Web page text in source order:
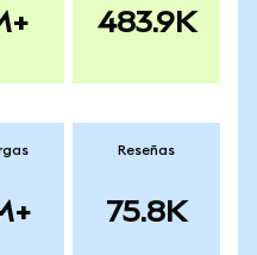
483.9K
Reseñas
75.8K